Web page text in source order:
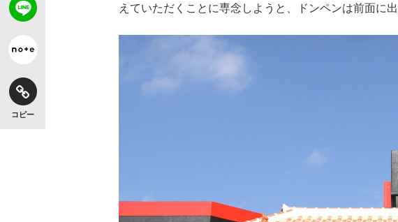
コピー
えていただくことに専念しようと、ドンペンは前面